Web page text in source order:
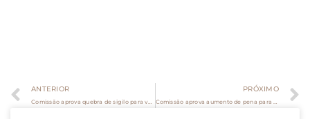
ANTERIOR PRÓXIMO